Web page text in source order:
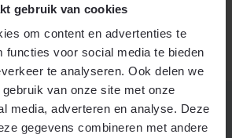
gebruik van cookies
om content en advertenties te
functies voor social media te bieden
te analyseren. Ook delen we
van onze site met onze
media, adverteren en analyse. Deze
gegevens combineren met andere